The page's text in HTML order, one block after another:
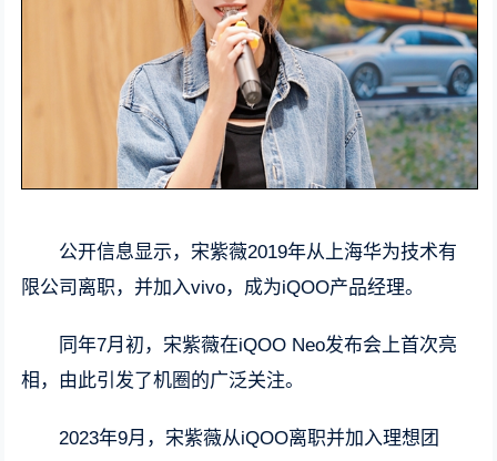
公开信息显示，宋紫薇2019年从上海华为技术有
限公司离职，并加入vivo，成为iQOO产品经理。
同年7月初，宋紫薇在iQOO Neo发布会上首次亮
相，由此引发了机圈的广泛关注。
2023年9月，宋紫薇从iQOO离职并加入理想团